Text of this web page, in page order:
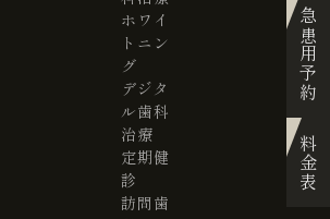
急患用予約
料金表
ホワイ
トニン
グ
デジタ
ル歯科
治療
定期健
診
訪問歯